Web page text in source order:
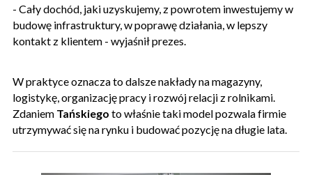
- Cały dochód, jaki uzyskujemy, z powrotem inwestujemy w
budowę infrastruktury, w poprawę działania, w lepszy
kontakt z klientem - wyjaśnił prezes.
W praktyce oznacza to dalsze nakłady na magazyny,
logistykę, organizację pracy i rozwój relacji z rolnikami.
Zdaniem Tańskiego to właśnie taki model pozwala firmie
utrzymywać się na rynku i budować pozycję na długie lata.